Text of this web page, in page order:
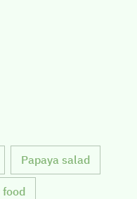
Papaya salad
food